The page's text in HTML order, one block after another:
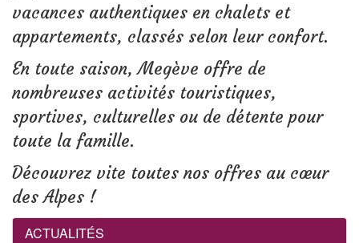
vacances authentiques en chalets et
appartements, classés selon leur confort.
En toute saison, Megève offre de
nombreuses activités touristiques,
sportives, culturelles ou de détente pour
toute la famille.
Découvrez vite toutes nos offres au cœur
des Alpes !
ACTUALITÉS